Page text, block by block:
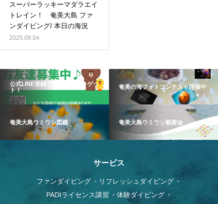
スーパーラッキーマダラエイ
トレイン！ 奄美大島 ファ
ンダイビング/ 本日の海況
2025.08.04
公式LINE登録でお得な情報をゲッ
ト！
奄美の海フォトコンテスト開催中
奄美大島ウミウシ図鑑 奄美大島ウミウシ観察会
サービス
ファンダイビング
リフレッシュダイビング
PADIライセンス講習
体験ダイビング